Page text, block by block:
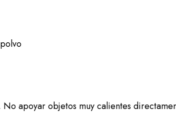
apoyar objetos muy calientes